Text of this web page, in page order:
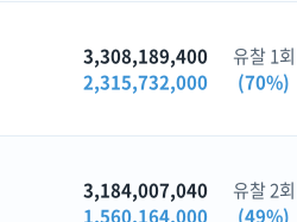
3,308,189,400
2,315,732,000
유찰 1회
(70%)
3,184,007,040
1,560,164,000
유찰 2회
(49%)